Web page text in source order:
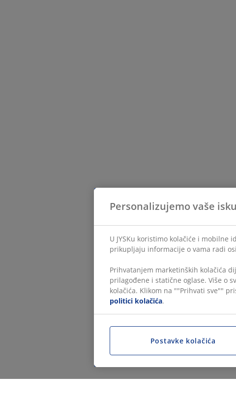
Personalizujemo vaše
U JYSKu koristimo kolačiće i
prikupljaju informacije o vama radi
Prihvatanjem marketinških kolačića
prilagođene i statične oglase. Više o
kolačića. Klikom na ""Prihvati sve""
politici kolačića.
Postavke kolačića